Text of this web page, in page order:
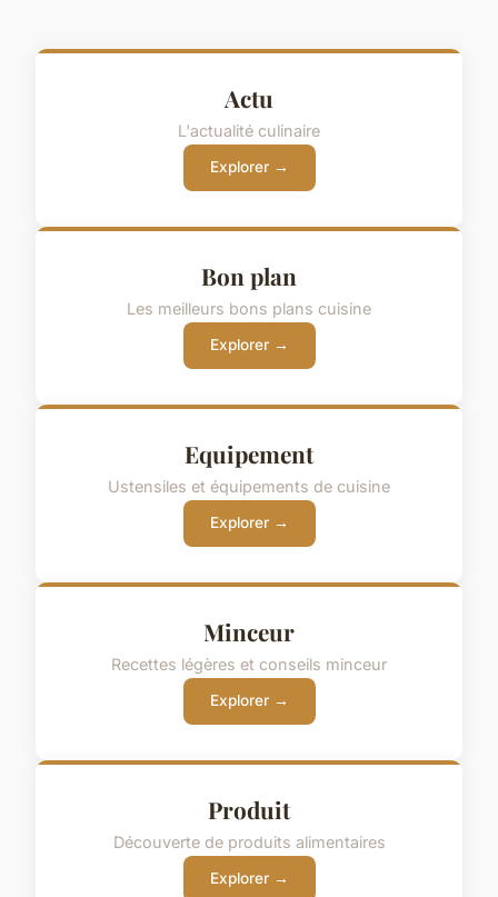
Actu
L'actualité culinaire
Explorer →
Bon plan
Les meilleurs bons plans cuisine
Explorer →
Equipement
Ustensiles et équipements de cuisine
Explorer →
Minceur
Recettes légères et conseils minceur
Explorer →
Produit
Découverte de produits alimentaires
Explorer →